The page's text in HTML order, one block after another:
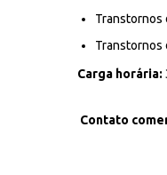
Transtornos
Transtornos
Carga horária:
Contato